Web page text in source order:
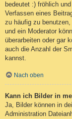
bedeutet :) fröhlich
Verfassen eines
zu häufig zu
und ein Moderator
überarbeiten oder gar
auch die Anzahl der
kannst.
Nach oben
Kann ich Bilder in
Ja, Bilder können in
Administration